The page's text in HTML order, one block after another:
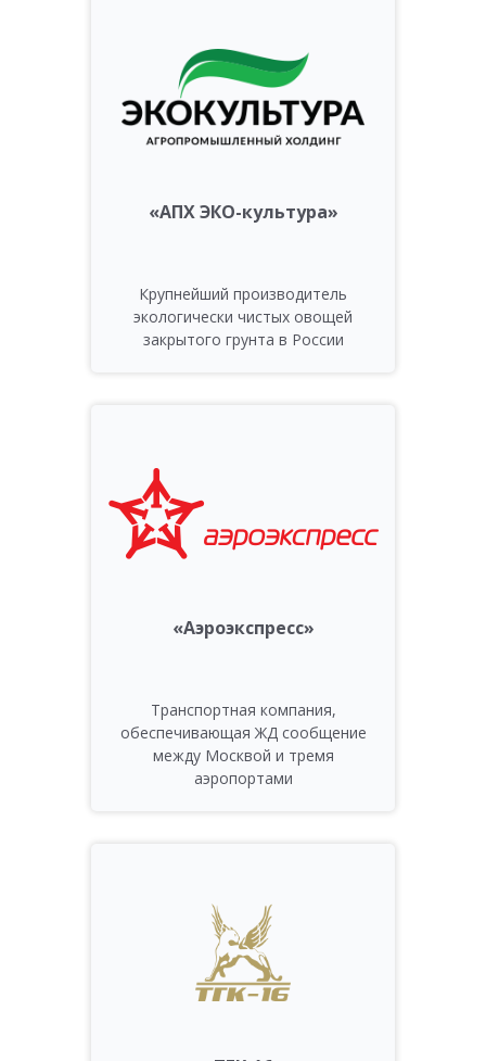
«АПХ ЭКО-культура»
Крупнейший производитель
экологически чистых овощей
закрытого грунта в России
«Аэроэкспресс»
Транспортная компания,
обеспечивающая ЖД сообщение
между Москвой и тремя
аэропортами